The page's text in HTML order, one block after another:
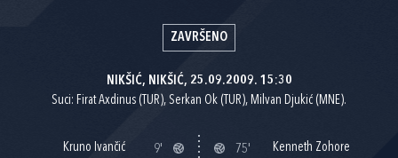
ZAVRŠENO
NIKŠIĆ, NIKŠIĆ, 25.09.2009. 15:30
Suci: Firat Axdinus (TUR), Serkan Ok (TUR), Milvan Djukić (MNE).
Kruno Ivančić
9'
75' Kenneth Zohore